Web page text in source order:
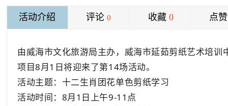
活动介绍 评论 0 收藏 0 点赞
由威海市文化旅游局主办，威海市延茹剪纸艺术培训
项目8月1日将迎来了第14场活动。
活动主题：十二生肖团花单色剪纸学习
活动时间：8月1日上午9-11点